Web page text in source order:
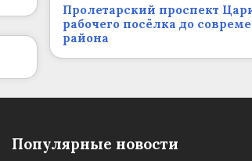
Пролетарский проспект
рабочего посёлка до
района
Популярные новости